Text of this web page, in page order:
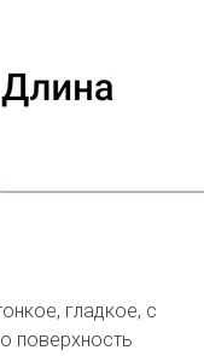
гладкое, с
поверхность